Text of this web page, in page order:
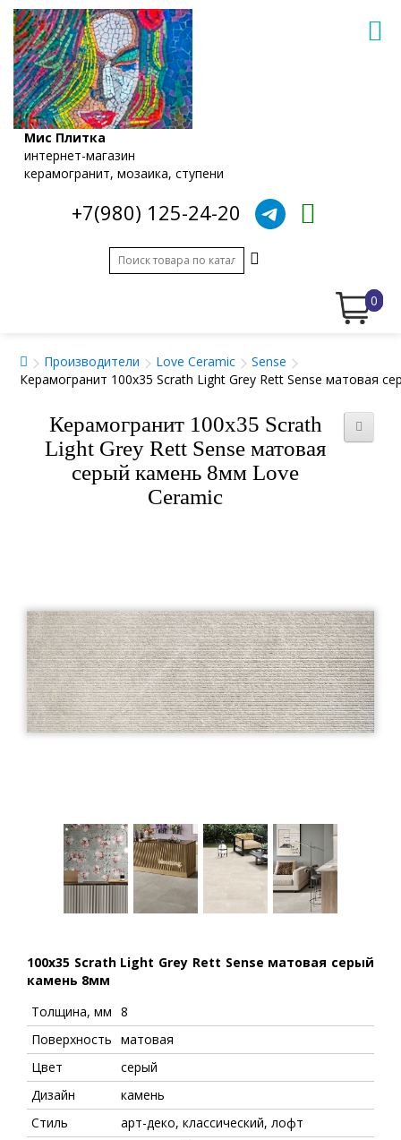
Мис Плитка
интернет-магазин
керамогранит, мозаика, ступени
+7(980) 125-24-20
0
Производители Love Ceramic
Sense
Керамогранит 100x35 Scrath Light Grey Rett Sense матовая
Керамогранит 100x35 Scrath
Light Grey Rett Sense матовая
серый камень 8мм Love
Ceramic
100x35 Scrath Light Grey Rett Sense матовая серый
камень 8мм
Толщина, мм 8
Поверхность матовая
Цвет
серый
Дизайн
камень
Стиль
арт-деко, классический, лофт